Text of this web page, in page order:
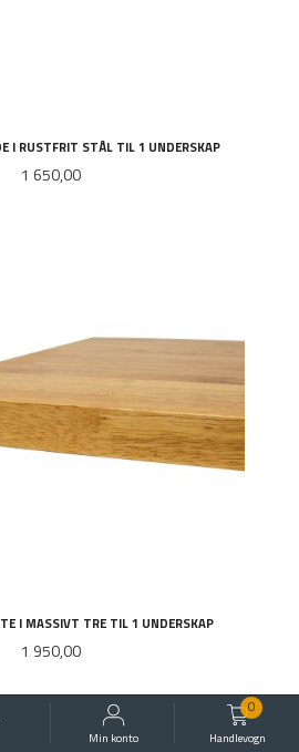
Min konto Handlevogn
0
I RUSTFRIT STÅL TIL 1 UNDERSKAP
Pris
1 650,00
I MASSIVT TRE TIL 1 UNDERSKAP
Pris
1 950,00